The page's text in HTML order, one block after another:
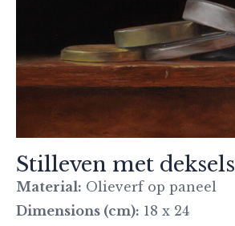
Stilleven met deksels
Material: Olieverf op paneel
Dimensions (cm): 18 x 24